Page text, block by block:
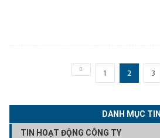
1 2 3
DANH MỤC TIN
TIN HOẠT ĐỘNG CÔNG TY